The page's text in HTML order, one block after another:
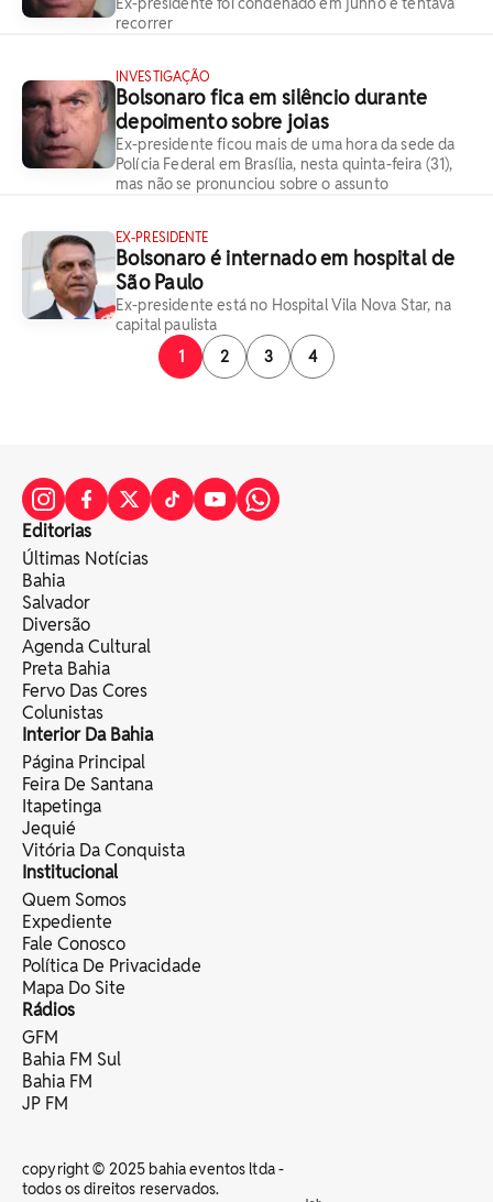
recorrer
INVESTIGAÇÃO
Bolsonaro fica em silêncio durante
depoimento sobre joias
Ex-presidente ficou mais de uma hora da sede da
Polícia Federal em Brasília, nesta quinta-feira (31),
mas não se pronunciou sobre o assunto
EX-PRESIDENTE
Bolsonaro é internado em hospital de
São Paulo
Ex-presidente está no Hospital Vila Nova Star, na
capital paulista
1
2 3 4
Editorias
Últimas Notícias
Bahia
Salvador
Diversão
Agenda Cultural
Preta Bahia
Fervo Das Cores
Colunistas
Interior Da Bahia
Página Principal
Feira De Santana
Itapetinga
Jequié
Vitória Da Conquista
Institucional
Quem Somos
Expediente
Fale Conosco
Política De Privacidade
Mapa Do Site
Rádios
GFM
Bahia FM Sul
Bahia FM
JP FM
copyright © 2025 bahia eventos ltda -
todos os direitos reservados.